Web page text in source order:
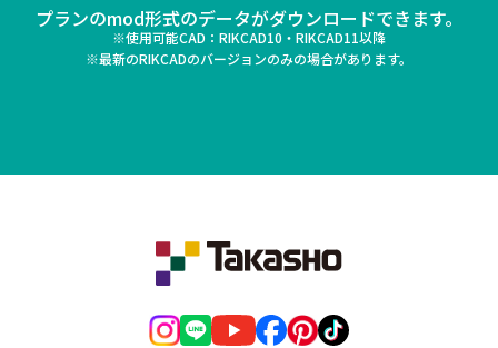
プランのmod形式のデータがダウンロードできます。
※使用可能CAD：RIKCAD10・RIKCAD11以降
※最新のRIKCADのバージョンのみの場合があります。